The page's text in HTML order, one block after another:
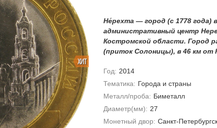
ХИТ
Нерехта — город (с 1778 года)
административный центр
Костромской области. Город
(приток Солоницы), в 46 км от
Год: 2014
Тематика: Города и страны
Металл/проба: Биметалл
Диаметр(мм): 27
Монетный двор: Санкт-